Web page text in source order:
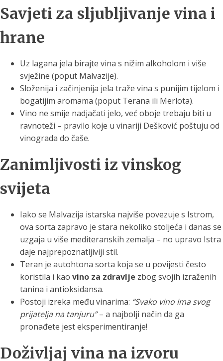
Savjeti za sljubljivanje vina i
hrane
Uz lagana jela birajte vina s nižim alkoholom i više
svježine (poput Malvazije).
Složenija i začinjenija jela traže vina s punijim tijelom i
bogatijim aromama (poput Terana ili Merlota).
Vino ne smije nadjačati jelo, već oboje trebaju biti u
ravnoteži – pravilo koje u vinariji Dešković poštuju od
vinograda do čaše.
Zanimljivosti iz vinskog
svijeta
Iako se Malvazija istarska najviše povezuje s Istrom,
ova sorta zapravo je stara nekoliko stoljeća i danas se
uzgaja u više mediteranskih zemalja – no upravo Istra
daje najprepoznatljiviji stil.
Teran je autohtona sorta koja se u povijesti često
koristila i kao vino za zdravlje zbog svojih izraženih
tanina i antioksidansa.
Postoji izreka među vinarima: “Svako vino ima svog
prijatelja na tanjuru”– a najbolji način da ga
pronađete jest eksperimentiranje!
Doživljaj vina na izvoru